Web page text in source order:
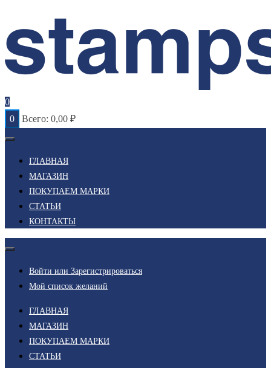
0
0
Всего: 0,00 ₽
ГЛАВНАЯ
МАГАЗИН
ПОКУПАЕМ МАРКИ
СТАТЬИ
КОНТАКТЫ
Войти или Зарегистрироваться
Мой список желаний
ГЛАВНАЯ
МАГАЗИН
ПОКУПАЕМ МАРКИ
СТАТЬИ